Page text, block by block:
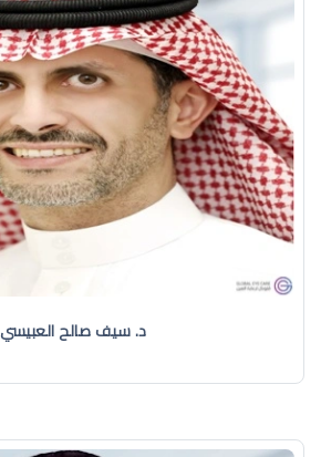
د. سيف صالح العبيسي